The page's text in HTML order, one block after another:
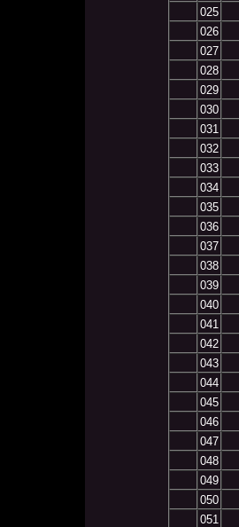
025
026
027
028
029
030
031
032
033
034
035
036
037
038
039
040
041
042
043
044
045
046
047
048
049
050
051